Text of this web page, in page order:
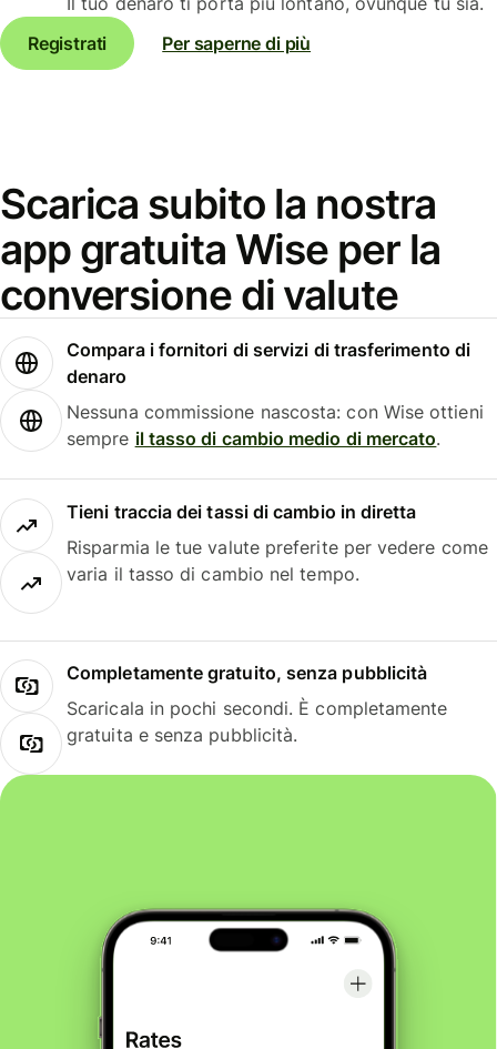
Registrati
Per saperne di più
Scarica subito la nostra
app gratuita Wise per la
conversione di valute
Compara i fornitori di servizi di trasferimento di
denaro
Nessuna commissione nascosta: con Wise ottieni
sempre il tasso di cambio medio di mercato.
Tieni traccia dei tassi di cambio in diretta
Risparmia le tue valute preferite per vedere come
varia il tasso di cambio nel tempo.
Completamente gratuito, senza pubblicità
Scaricala in pochi secondi. È completamente
gratuita e senza pubblicità.